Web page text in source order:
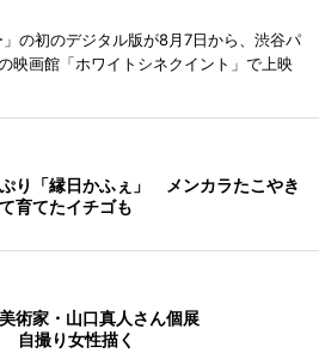
の初のデジタル版が8月7日から、渋谷パ
映画館「ホワイトシネクイント」で上映
り「縁日かふぇ」 メンカラたこやき
育てたイチゴも
術家・山口真人さん個展
自撮り女性描く